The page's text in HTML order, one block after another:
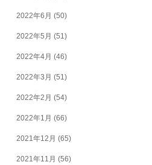
2022年6月 (50)
2022年5月 (51)
2022年4月 (46)
2022年3月 (51)
2022年2月 (54)
2022年1月 (66)
2021年12月 (65)
2021年11月 (56)